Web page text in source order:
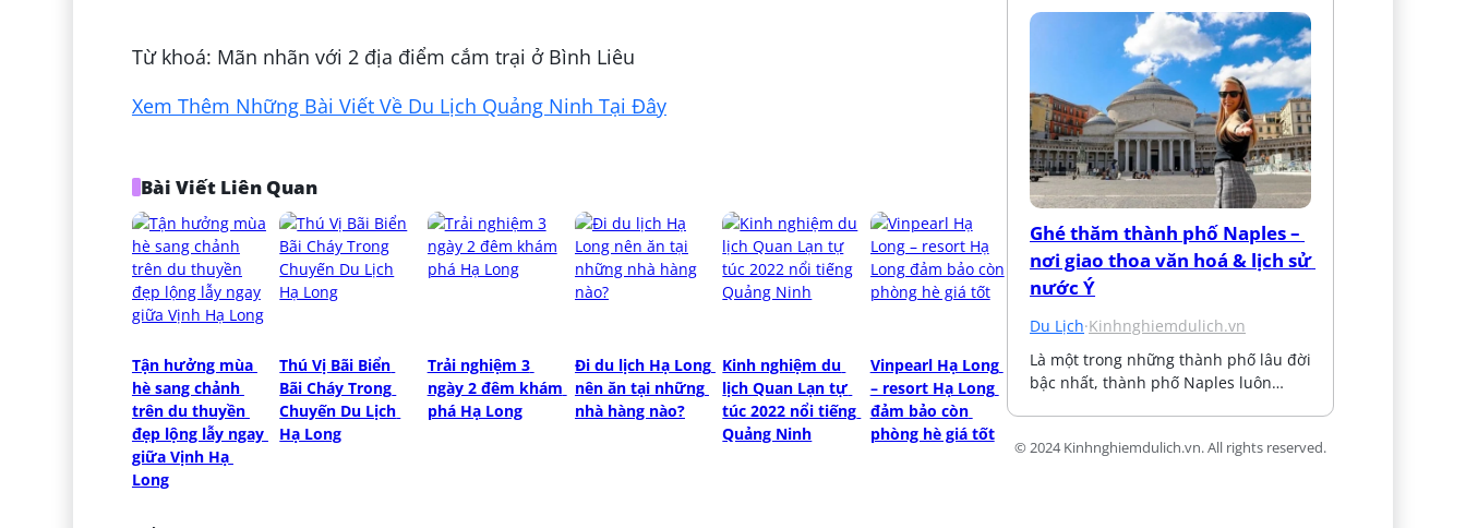
Từ khoá: Mãn nhãn với 2 địa điểm cắm trại ở Bình Liêu
Xem Thêm Những Bài Viết Về Du Lịch Quảng Ninh Tại Đây
Bài Viết Liên Quan
Tận hưởng mùa
hè sang chảnh
trên du thuyền
đẹp lộng lẫy ngay
giữa Vịnh Hạ
Long
Thú Vị Bãi Biển
Bãi Cháy Trong
Chuyến Du Lịch
Hạ Long
Trải nghiệm 3
ngày 2 đêm khám
phá Hạ Long
Đi du lịch Hạ Long
nên ăn tại những
nhà hàng nào?
Kinh nghiệm du
lịch Quan Lạn tự
túc 2022 nổi tiếng
Quảng Ninh
Vinpearl Hạ Long
– resort Hạ Long
đảm bảo còn
phòng hè giá tốt
Ghé thăm thành phố Naples –
nơi giao thoa văn hoá & lịch sử
nước Ý
Du Lịch·Kinhnghiemdulich.vn
Là một trong những thành phố lâu đời
bậc nhất, thành phố Naples luôn…
© 2024 Kinhnghiemdulich.vn. All rights reserved.